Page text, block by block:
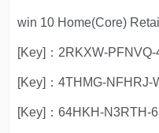
win 10 Home(Core)
[Key]：2RKXW-
[Key]：4THMG-NFHRJ-
[Key]：64HKH-N3RTH-